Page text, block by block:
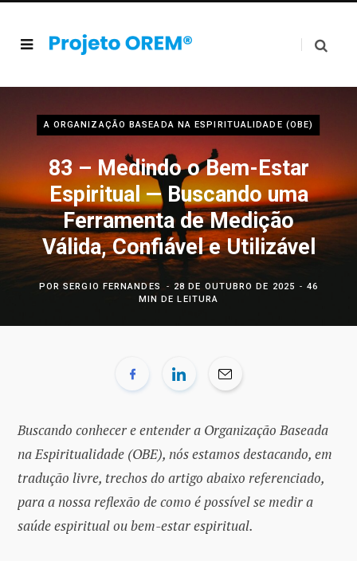
A ORGANIZAÇÃO BASEADA NA ESPIRITUALIDADE (OBE)
83 – Medindo o Bem-Estar
Espiritual — Buscando uma
Ferramenta de Medição
Válida, Confiável e Utilizável
PORSERGIO FERNANDES 28 DE OUTUBRO DE 2025
46
MIN DE LEITURA
Buscando conhecer e entender a Organização Baseada
na Espiritualidade (OBE), nós estamos destacando, em
tradução livre, trechos do artigo abaixo referenciado,
para a nossa reflexão de como é possível se medir a
saúde espiritual ou bem-estar espiritual.